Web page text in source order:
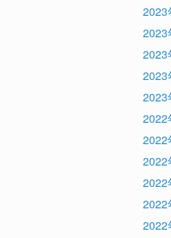
2023
2023
2023
2023
2023
2022
2022
2022
2022
2022
2022